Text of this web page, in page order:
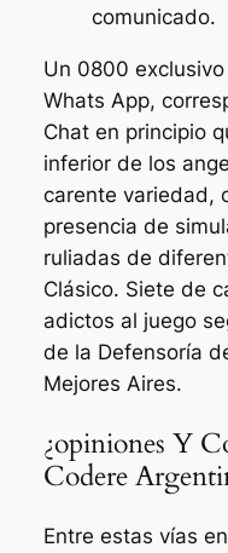
comunicado.
Un 0800 exclusivo
Whats App,
Chat en principio
inferior de los
carente variedad,
presencia de
ruliadas de
Clásico. Siete de
adictos al juego
de la Defensoría
Mejores Aires.
¿opiniones Y
Codere
Entre estas vías